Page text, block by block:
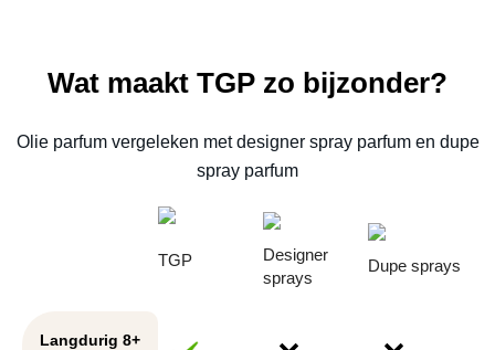
Wat maakt TGP zo bijzonder?
Olie parfum vergeleken met designer spray parfum en dupe
spray parfum
TGP
Designer
sprays
Dupe sprays
Langdurig 8+